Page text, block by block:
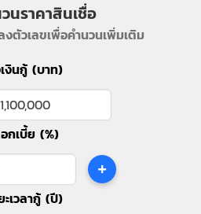
นราคาสินเชื่อ
ตัวเลขเพื่อคำนวนเพิ่มเติม
งินกู้ (บาท)
กเบี้ย (%)
+
ะเวลากู้ (ปี)